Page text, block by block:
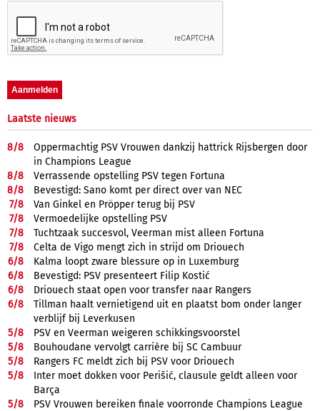
Laatste nieuws
8/8
Oppermachtig PSV Vrouwen dankzij hattrick Rijsbergen door
in Champions League
8/8
Verrassende opstelling PSV tegen Fortuna
8/8
Bevestigd: Sano komt per direct over van NEC
7/8
Van Ginkel en Pröpper terug bij PSV
7/8
Vermoedelijke opstelling PSV
7/8
Tuchtzaak succesvol, Veerman mist alleen Fortuna
7/8
Celta de Vigo mengt zich in strijd om Driouech
6/8
Kalma loopt zware blessure op in Luxemburg
6/8
Bevestigd: PSV presenteert Filip Kostić
6/8
Driouech staat open voor transfer naar Rangers
6/8
Tillman haalt vernietigend uit en plaatst bom onder langer
verblijf bij Leverkusen
5/8
PSV en Veerman weigeren schikkingsvoorstel
5/8
Bouhoudane vervolgt carrière bij SC Cambuur
5/8
Rangers FC meldt zich bij PSV voor Driouech
5/8
Inter moet dokken voor Perišić, clausule geldt alleen voor
Barça
5/8
PSV Vrouwen bereiken finale voorronde Champions League